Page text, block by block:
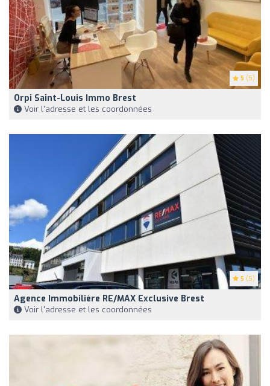
5 (5)
Orpi Saint-Louis Immo Brest
Voir l'adresse et les coordonnées
5 (5)
Agence Immobilière RE/MAX Exclusive Brest
Voir l'adresse et les coordonnées